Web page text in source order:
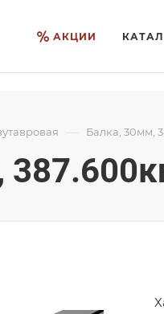
АКЦИИ
— Балка, 30мм,